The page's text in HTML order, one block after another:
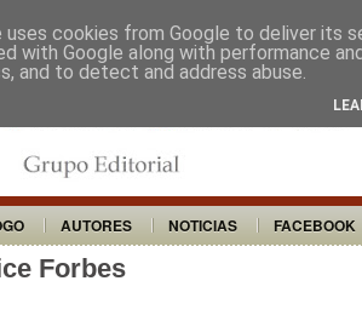
AUTORES NOTICIAS FACEBOOK
Forbes
uses cookies from Google to deliver its
with Google along with performance
and to detect and address abuse.